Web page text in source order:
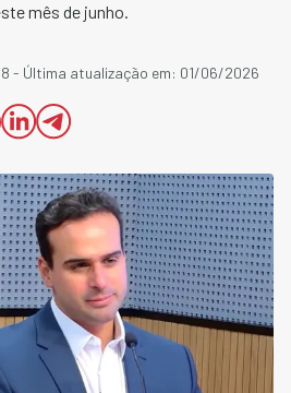
mês de junho.
- Última atualização em: 01/06/2026